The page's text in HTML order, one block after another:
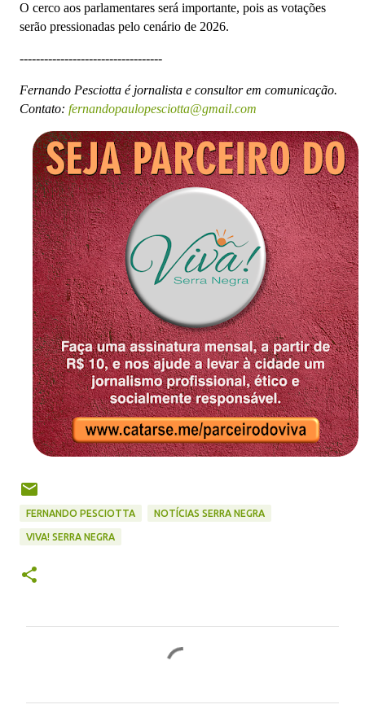
O cerco aos parlamentares será importante, pois as votações
serão pressionadas pelo cenário de 2026.
-----------------------------------
Fernando Pesciotta é jornalista e consultor em comunicação.
Contato: fernandopaulopesciotta@gmail.com
FERNANDO PESCIOTTA NOTÍCIAS SERRA NEGRA
VIVA! SERRA NEGRA